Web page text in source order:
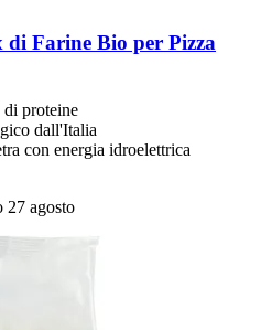
di Farine Bio per Pizza
proteine
dall'Italia
con energia idroelettrica
27 agosto